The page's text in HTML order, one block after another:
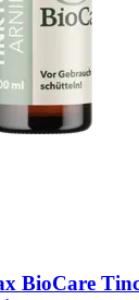
BioCare